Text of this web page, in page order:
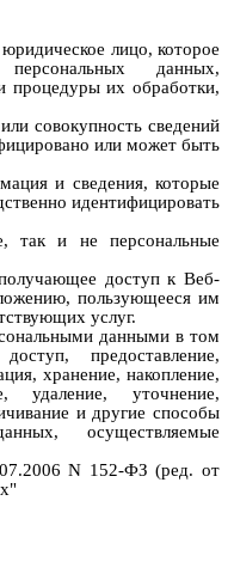
лицо, которое
данных,
процедуры их обработки,
совокупность сведений
или может быть
и сведения, которые
идентифицировать
так и не персональные
доступ к Веб-
пользующееся им
услуг.
данными в том
предоставление,
хранение, накопление,
удаление, уточнение,
и другие способы
осуществляемые
N 152-ФЗ (ред. от